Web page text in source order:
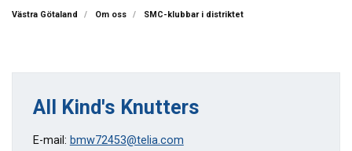
Västra Götaland Om oss SMC-klubbar i distriktet
All Kind's Knutters
E-mail: bmw72453@telia.com